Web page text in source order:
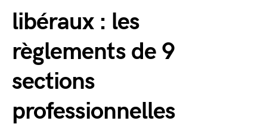
libéraux : les
règlements de 9
sections
professionnelles